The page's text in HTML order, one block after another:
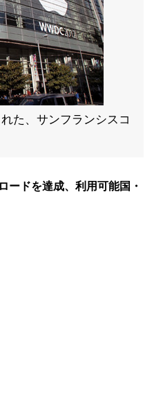
た、サンフランシスコ
ドを達成、利用可能国・